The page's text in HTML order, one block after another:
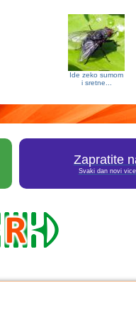
Ide zeko sumom
i sretne...
Zapratite
Svaki dan novi